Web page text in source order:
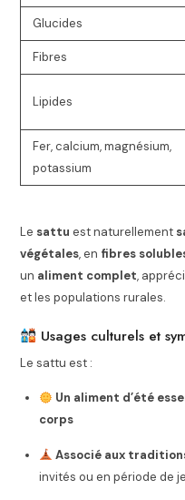
Glucides
Fibres
Lipides
Fer, calcium, magnésium,
potassium
Le sattu est naturellement
végétales, en fibres
un aliment complet,
et les populations rurales.
Usages culturels et
Le sattu est :
Un aliment d’été
corps
Associé aux
invités ou en période de